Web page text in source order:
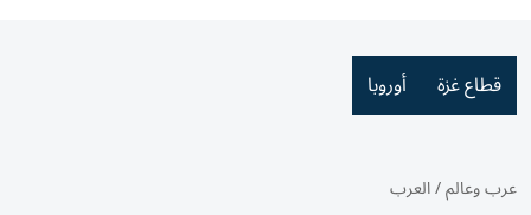
قطاع غزة أوروبا
عرب وعالم/العرب